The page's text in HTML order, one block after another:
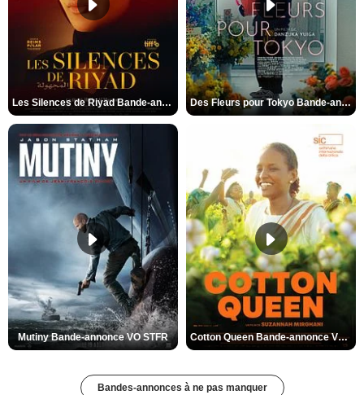
Les Silences de Riyad Bande-annonce VO STFR Des Fleurs pour Tokyo Bande-annonce VO STFR
Mutiny Bande-annonce VO STFR Cotton Queen Bande-annonce VO STFR
Bandes-annonces à ne pas manquer